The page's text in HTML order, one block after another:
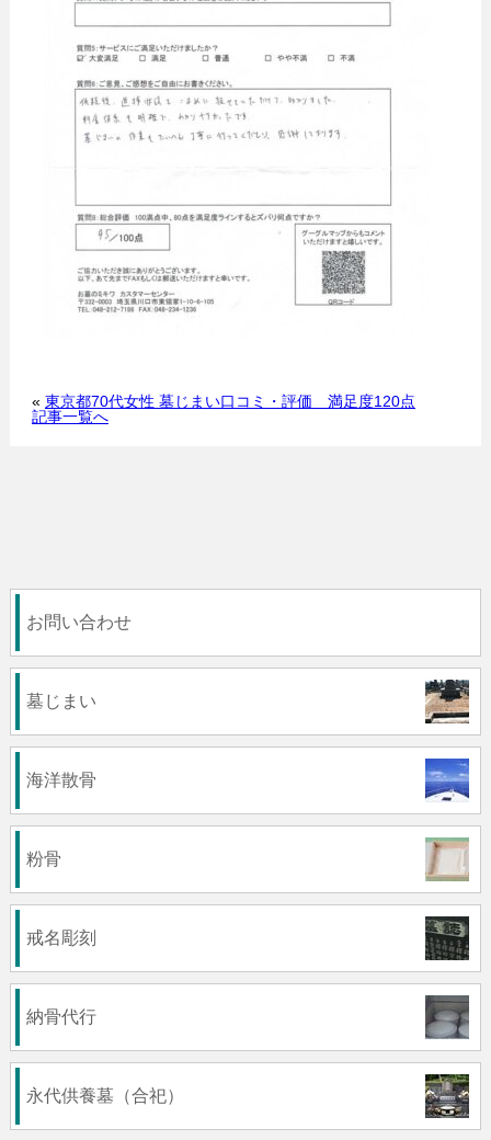
« 東京都70代女性 墓じまい口コミ・評価 満足度120点
記事一覧へ
お問い合わせ
墓じまい
海洋散骨
粉骨
戒名彫刻
納骨代行
永代供養墓（合祀）